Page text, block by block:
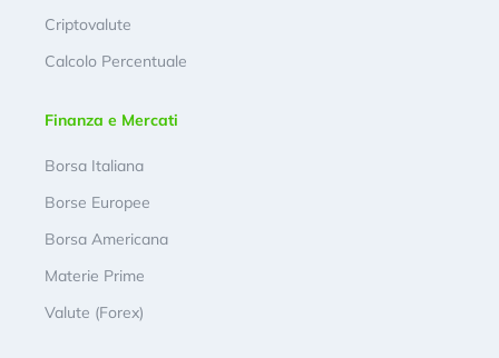
Criptovalute
Calcolo Percentuale
Finanza e Mercati
Borsa Italiana
Borse Europee
Borsa Americana
Materie Prime
Valute (Forex)